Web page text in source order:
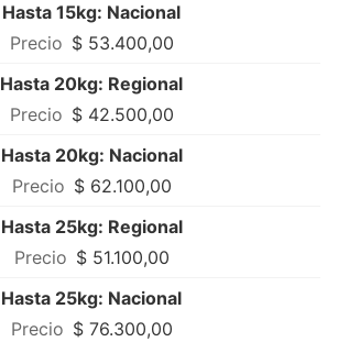
Hasta 15kg: Nacional
$ 53.400,00
Hasta 20kg: Regional
$ 42.500,00
Hasta 20kg: Nacional
$ 62.100,00
Hasta 25kg: Regional
$ 51.100,00
Hasta 25kg: Nacional
$ 76.300,00